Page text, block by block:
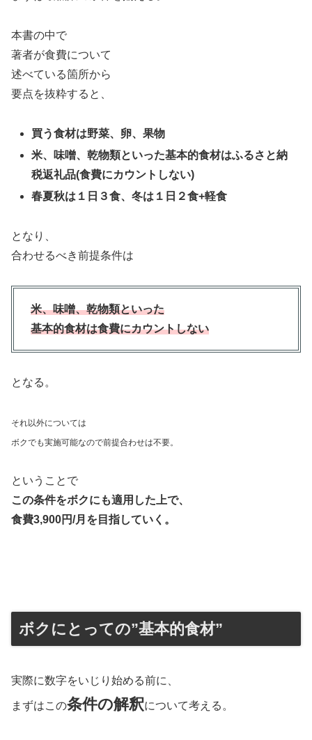
本書の中で
著者が食費について
述べている箇所から
要点を抜粋すると、
買う食材は野菜、卵、果物
米、味噌、乾物類といった基本的食材はふるさと納
税返礼品(食費にカウントしない)
春夏秋は１日３食、冬は１日２食+軽食
となり、
合わせるべき前提条件は
米、味噌、乾物類といった
基本的食材は食費にカウントしない
となる。
それ以外については
ボクでも実施可能なので前提合わせは不要。
ということで
この条件をボクにも適用した上で、
食費3,900円/月を目指していく。
ボクにとっての”基本的食材”
実際に数字をいじり始める前に、
まずはこの条件の解釈について考える。